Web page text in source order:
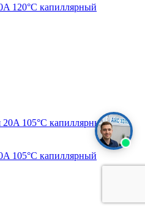
120°C капиллярный
105°C капиллярный